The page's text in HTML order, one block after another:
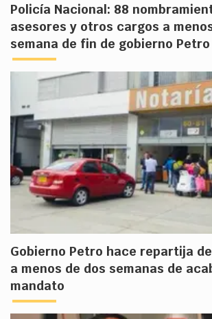
Policía Nacional: 88
asesores y otros cargos a
semana de fin de gobierno Petro
Gobierno Petro hace repartija
a menos de dos semanas de
mandato